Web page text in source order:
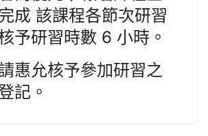
成 該課程各節次研習
予研習時數 6 小時。
惠允核予參加研習之
記。